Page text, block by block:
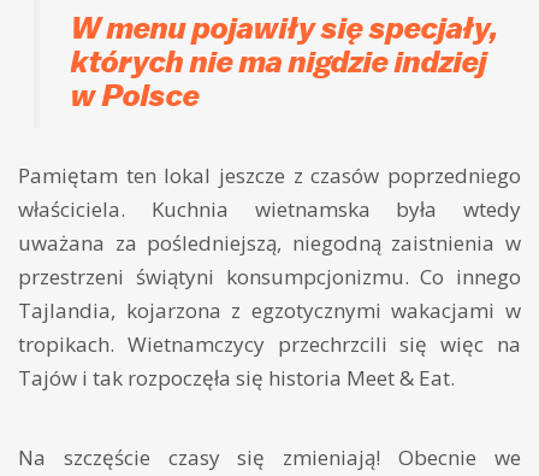
W menu pojawiły się specjały,
których nie ma nigdzie indziej
w Polsce
Pamiętam ten lokal jeszcze z czasów poprzedniego
właściciela. Kuchnia wietnamska była wtedy
uważana za pośledniejszą, niegodną zaistnienia w
przestrzeni świątyni konsumpcjonizmu. Co innego
Tajlandia, kojarzona z egzotycznymi wakacjami w
tropikach. Wietnamczycy przechrzcili się więc na
Tajów i tak rozpoczęła się historia Meet & Eat.
Na szczęście czasy się zmieniają! Obecnie we